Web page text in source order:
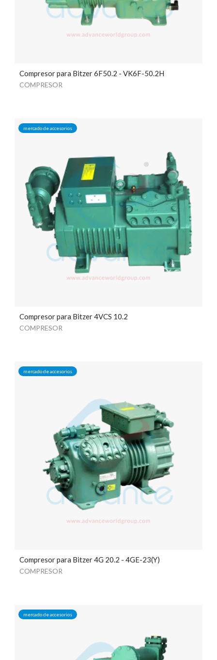
Compresor para Bitzer 6F50.2 - VK6F-50.2H
COMPRESOR
mercado de accesorios
Compresor para Bitzer 4VCS 10.2
COMPRESOR
mercado de accesorios
Compresor para Bitzer 4G 20.2 - 4GE-23(Y)
COMPRESOR
mercado de accesorios